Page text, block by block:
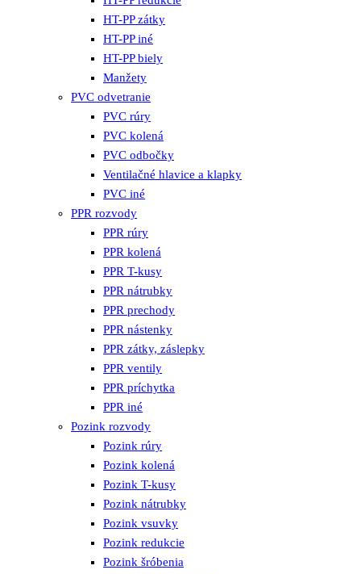
HT-PP zátky
HT-PP iné
HT-PP biely
Manžety
PVC odvetranie
PVC rúry
PVC kolená
PVC odbočky
Ventilačné hlavice a klapky
PVC iné
PPR rozvody
PPR rúry
PPR kolená
PPR T-kusy
PPR nátrubky
PPR prechody
PPR nástenky
PPR zátky, záslepky
PPR ventily
PPR príchytka
PPR iné
Pozink rozvody
Pozink rúry
Pozink kolená
Pozink T-kusy
Pozink nátrubky
Pozink vsuvky
Pozink redukcie
Pozink šróbenia